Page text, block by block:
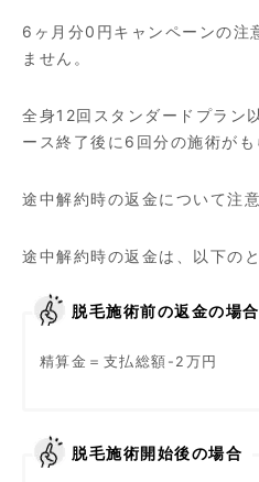
6ヶ月分0円キャンペーンの注
ません。
全身12回スタンダードプラン
ース終了後に6回分の施術がも
途中解約時の返金について注
途中解約時の返金は、以下の
脱毛施術前の返金の場合
精算金＝支払総額-2万円
脱毛施術開始後の場合